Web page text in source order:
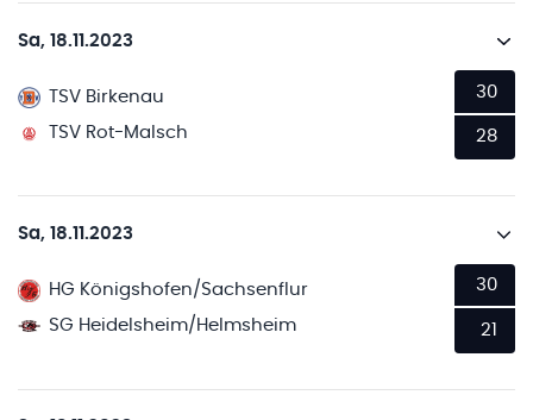
Sa, 18.11.2023
TSV Birkenau
TSV Rot-Malsch
30
28
Sa, 18.11.2023
HG Königshofen/Sachsenflur
SG Heidelsheim/Helmsheim
30
21